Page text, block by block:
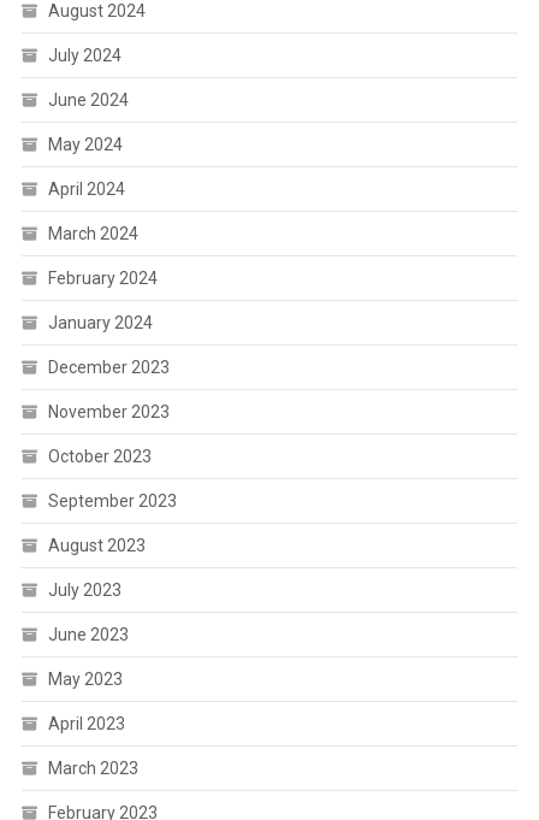
August 2024
July 2024
June 2024
May 2024
April 2024
March 2024
February 2024
January 2024
December 2023
November 2023
October 2023
September 2023
August 2023
July 2023
June 2023
May 2023
April 2023
March 2023
February 2023